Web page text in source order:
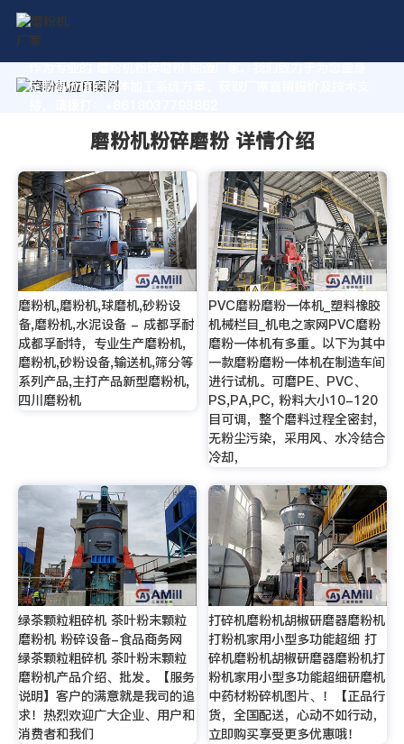
作为专业的 磨粉机粉碎磨粉 制造厂家，我们致力于为您量身
定制高价值的粉体加工系统方案。获取厂家直销报价及技术支
磨粉机粉碎磨粉 详情介绍
磨粉机,磨粉机,球磨机,砂粉设
备,磨粉机,水泥设备 - 成都孚耐
成都孚耐特，专业生产磨粉机,
磨粉机,砂粉设备,输送机,筛分等
系列产品,主打产品新型磨粉机,
四川磨粉机
PVC磨粉磨粉一体机_塑料橡胶
机械栏目_机电之家网PVC磨粉
磨粉一体机有多重。以下为其中
一款磨粉磨粉一体机在制造车间
进行试机。可磨PE、PVC、
PS,PA,PC, 粉料大小10-120
目可调，整个磨料过程全密封，
无粉尘污染，采用风、水冷结合
冷却，
绿茶颗粒粗碎机 茶叶粉末颗粒
磨粉机 粉碎设备-食品商务网
绿茶颗粒粗碎机 茶叶粉末颗粒
磨粉机产品介绍、批发。【服务
说明】客户的满意就是我司的追
求！热烈欢迎广大企业、用户和
消费者和我们
打碎机磨粉机胡椒研磨器磨粉机
打粉机家用小型多功能超细 打
碎机磨粉机胡椒研磨器磨粉机打
粉机家用小型多功能超细研磨机
中药材粉碎机图片、！【正品行
货，全国配送，心动不如行动，
立即购买享受更多优惠哦！